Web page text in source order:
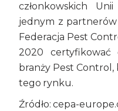
członkowskich
jednym z
Federacja Pest
2020
branży Pest Control,
tego rynku.
Źródło: cepa-